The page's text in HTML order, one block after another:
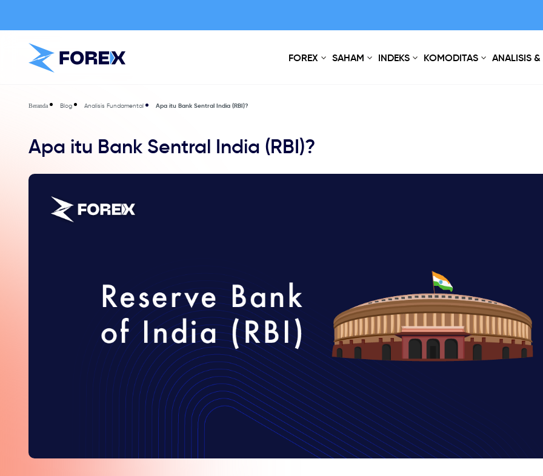
FOREX SAHAM INDEKS KOMODITAS ANALISIS &
Beranda Blog Analisis Fundamental Apa itu Bank Sentral India (RBI)?
Apa itu Bank Sentral India (RBI)?